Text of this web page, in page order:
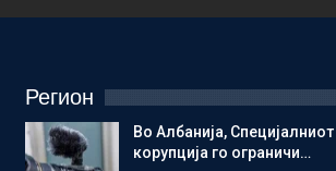
Регион
Во Албанија,
корупција го ограничи…